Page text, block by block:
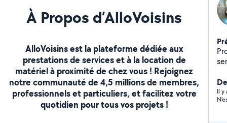
À Propos d’AlloVoisins
AlloVoisins est la plateforme dédiée aux
prestations de services et à la location de
matériel à proximité de chez vous ! Rejoignez
notre communauté de 4,5 millions de membres,
professionnels et particuliers, et facilitez votre
quotidien pour tous vos projets !
selon
Il y